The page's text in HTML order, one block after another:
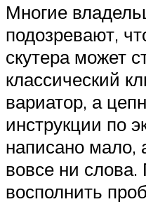
Многие
подозревают,
скутера может
классический
вариатор, а
инструкции по
написано мало,
вовсе ни
восполнить